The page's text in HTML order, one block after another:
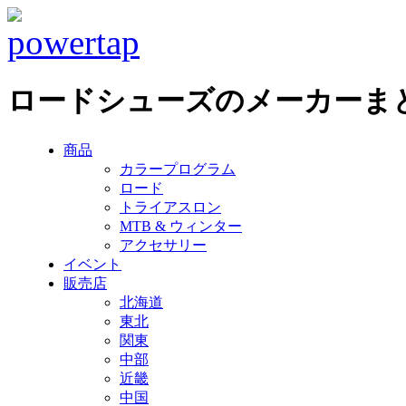
ロードシューズのメーカーま
商品
カラープログラム
ロード
トライアスロン
MTB & ウィンター
アクセサリー
イベント
販売店
北海道
東北
関東
中部
近畿
中国